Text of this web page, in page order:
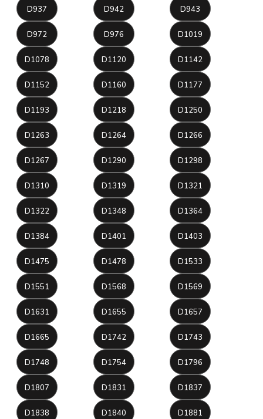
D937 D942 D943
D972 D976 D1019
D1078 D1120 D1142
D1152 D1160 D1177
D1193 D1218 D1250
D1263 D1264 D1266
D1267 D1290 D1298
D1310 D1319 D1321
D1322 D1348 D1364
D1384 D1401 D1403
D1475 D1478 D1533
D1551 D1568 D1569
D1631 D1655 D1657
D1665 D1742 D1743
D1748 D1754 D1796
D1807 D1831 D1837
D1838 D1840 D1881